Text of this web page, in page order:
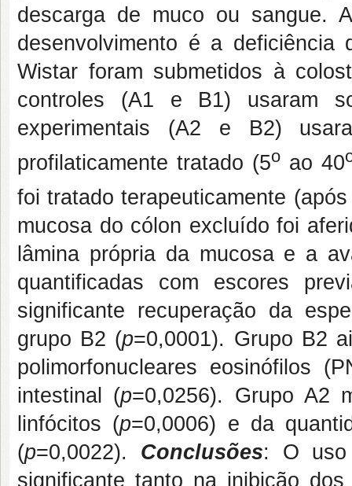
descarga de muco ou sangue.
desenvolvimento é a
Wistar foram submetidos à
controles (A1 e B1) usaram
experimentais (A2 e B2)
profilaticamente tratado (5o ao 40
foi tratado terapeuticamente
mucosa do cólon excluído foi
lâmina própria da mucosa e a
quantificadas com escores
significante recuperação da
grupo B2 (p=0,0001). Grupo B2
polimorfonucleares eosinófilos
intestinal (p=0,0256). Grupo A2
linfócitos (p=0,0006) e da
(p=0,0022). Conclusões: O uso
significante tanto na inibição